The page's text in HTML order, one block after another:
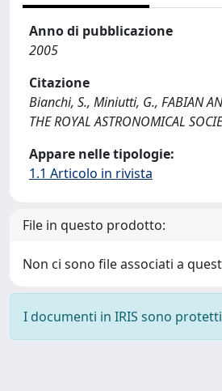
Anno di pubblicazione
2005
Citazione
Bianchi, S., Miniutti, G., FABIAN
THE ROYAL ASTRONOMICAL
Appare nelle tipologie:
1.1 Articolo in rivista
File in questo prodotto:
Non ci sono file associati a
I documenti in IRIS sono